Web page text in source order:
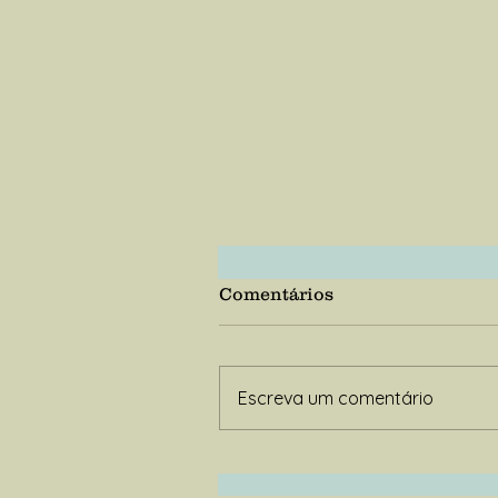
Orixás
Comentários
Escreva um comentário